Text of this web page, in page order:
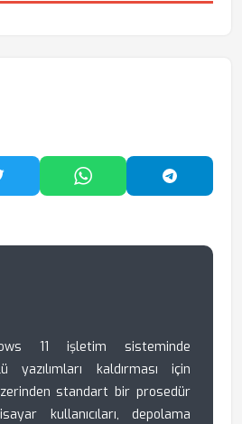
Paylaş
WhatsApp'ta Paylaş
11 işletim sisteminde
yazılımları kaldırması için
standart bir prosedür
kullanıcıları, depolama